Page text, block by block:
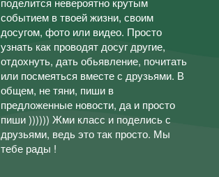
событием в твоей жизни, своим
досугом, фото или видео. Просто
узнать как проводят досуг другие,
отдохнуть, дать обьявление, почитать
или посмеяться вместе с друзьями. В
общем, не тяни, пиши в
предложенные новости, да и просто
пиши )))))) Жми класс и поделись с
друзьями, ведь это так просто. Мы
тебе рады !